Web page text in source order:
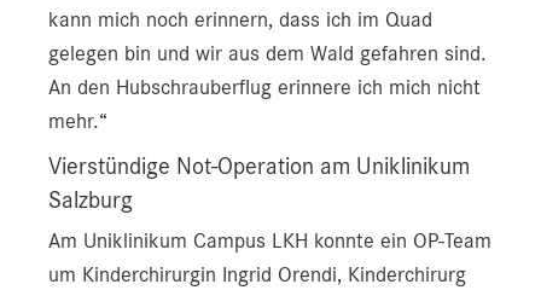
kann mich noch erinnern, dass ich im Quad
gelegen bin und wir aus dem Wald gefahren sind.
An den Hubschrauberflug erinnere ich mich nicht
mehr.“
Vierstündige Not-Operation am Uniklinikum
Salzburg
Am Uniklinikum Campus LKH konnte ein OP-Team
um Kinderchirurgin Ingrid Orendi, Kinderchirurg